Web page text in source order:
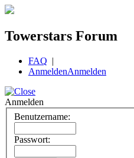
Towerstars Forum
FAQ |
AnmeldenAnmelden
Anmelden
Benutzername:
Passwort: